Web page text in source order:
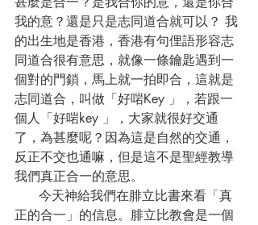
我的意？還是只是志同道合就可以？ 我
的出生地是香港，香港有句俚語形容志
同道合很有意思，就像一條鑰匙遇到一
個對的門鎖，馬上就一拍即合，這就是
志同道合，叫做「好啱Key 」，若跟一
個人「好啱key 」，大家就很好交通
了，為甚麼呢？因為這是自然的交通，
反正不交也通嘛，但是這不是聖經教導
我們真正合一的意思。
正的合一」的信息。腓立比教會是一個